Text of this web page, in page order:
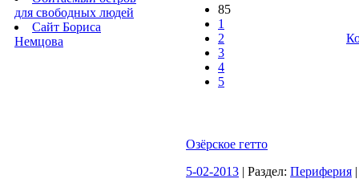
для свободных людей
Сайт Бориса
Немцова
85
1
2
3
4
5
Озёрское гетто
5-02-2013 | Раздел: Периферия